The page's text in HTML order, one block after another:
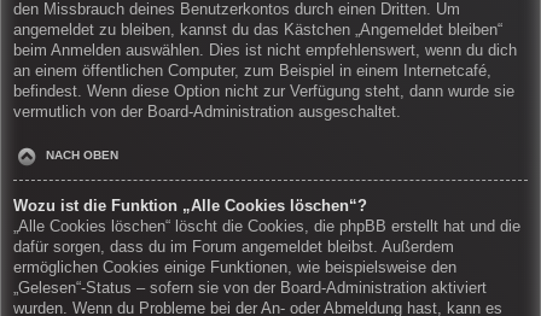
den Missbrauch deines Benutzerkontos durch einen Dritten. Um
angemeldet zu bleiben, kannst du das Kästchen „Angemeldet bleiben“
beim Anmelden auswählen. Dies ist nicht empfehlenswert, wenn du dich
an einem öffentlichen Computer, zum Beispiel in einem Internetcafé,
befindest. Wenn diese Option nicht zur Verfügung steht, dann wurde sie
vermutlich von der Board-Administration ausgeschaltet.
NACH OBEN
Wozu ist die Funktion „Alle Cookies löschen“?
„Alle Cookies löschen“ löscht die Cookies, die phpBB erstellt hat und die
dafür sorgen, dass du im Forum angemeldet bleibst. Außerdem
ermöglichen Cookies einige Funktionen, wie beispielsweise den
„Gelesen“-Status – sofern sie von der Board-Administration aktiviert
wurden. Wenn du Probleme bei der An- oder Abmeldung hast, kann es